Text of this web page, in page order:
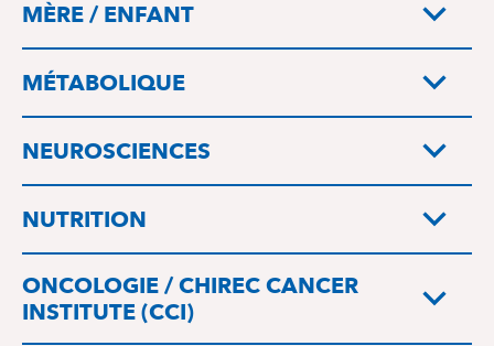
MÈRE / ENFANT
MÉTABOLIQUE
NEUROSCIENCES
NUTRITION
ONCOLOGIE / CHIREC CANCER
INSTITUTE (CCI)